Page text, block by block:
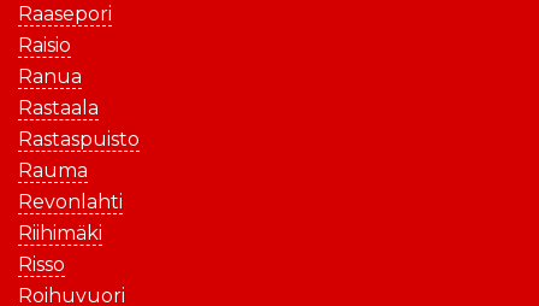
Raasepori
Raisio
Ranua
Rastaala
Rastaspuisto
Rauma
Revonlahti
Riihimäki
Risso
Roihuvuori